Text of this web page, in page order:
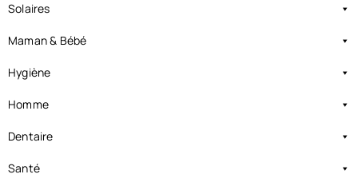
Solaires
Maman & Bébé
Hygiène
Homme
Dentaire
Santé